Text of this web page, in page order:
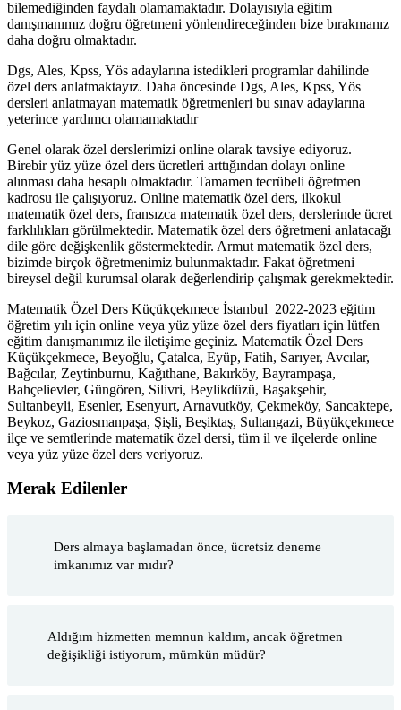
bilemediğinden faydalı olamamaktadır. Dolayısıyla eğitim
danışmanımız doğru öğretmeni yönlendireceğinden bize bırakmanız
daha doğru olmaktadır.
Dgs, Ales, Kpss, Yös adaylarına istedikleri programlar dahilinde
özel ders anlatmaktayız. Daha öncesinde Dgs, Ales, Kpss, Yös
dersleri anlatmayan matematik öğretmenleri bu sınav adaylarına
yeterince yardımcı olamamaktadır
Genel olarak özel derslerimizi online olarak tavsiye ediyoruz.
Birebir yüz yüze özel ders ücretleri arttığından dolayı online
alınması daha hesaplı olmaktadır. Tamamen tecrübeli öğretmen
kadrosu ile çalışıyoruz. Online matematik özel ders, ilkokul
matematik özel ders, fransızca matematik özel ders, derslerinde ücret
farklılıkları görülmektedir. Matematik özel ders öğretmeni anlatacağı
dile göre değişkenlik göstermektedir. Armut matematik özel ders,
bizimde birçok öğretmenimiz bulunmaktadır. Fakat öğretmeni
bireysel değil kurumsal olarak değerlendirip çalışmak gerekmektedir.
Matematik Özel Ders Küçükçekmece İstanbul 2022-2023 eğitim
öğretim yılı için online veya yüz yüze özel ders fiyatları için lütfen
eğitim danışmanımız ile iletişime geçiniz. Matematik Özel Ders
Küçükçekmece, Beyoğlu, Çatalca, Eyüp, Fatih, Sarıyer, Avcılar,
Bağcılar, Zeytinburnu, Kağıthane, Bakırköy, Bayrampaşa,
Bahçelievler, Güngören, Silivri, Beylikdüzü, Başakşehir,
Sultanbeyli, Esenler, Esenyurt, Arnavutköy, Çekmeköy, Sancaktepe,
Beykoz, Gaziosmanpaşa, Şişli, Beşiktaş, Sultangazi, Büyükçekmece
ilçe ve semtlerinde matematik özel dersi, tüm il ve ilçelerde online
veya yüz yüze özel ders veriyoruz.
Merak Edilenler
Ders almaya başlamadan önce, ücretsiz deneme
imkanımız var mıdır?
Aldığım hizmetten memnun kaldım, ancak öğretmen
değişikliği istiyorum, mümkün müdür?